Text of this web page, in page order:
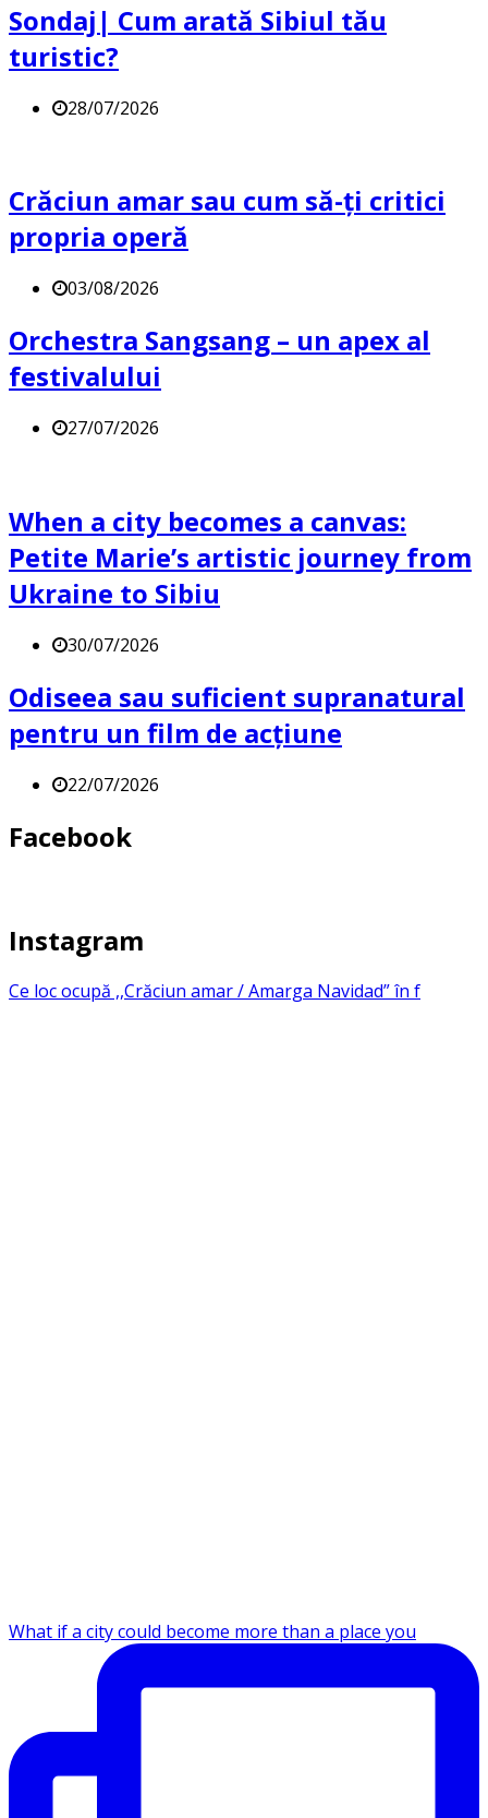
Sondaj| Cum arată Sibiul tău
turistic?
28/07/2026
Crăciun amar sau cum să-ți critici
propria operă
03/08/2026
Orchestra Sangsang – un apex al
festivalului
27/07/2026
When a city becomes a canvas:
Petite Marie’s artistic journey from
Ukraine to Sibiu
30/07/2026
Odiseea sau suficient supranatural
pentru un film de acțiune
22/07/2026
Facebook
Instagram
Ce loc ocupă ,,Crăciun amar / Amarga Navidad” în f
What if a city could become more than a place you